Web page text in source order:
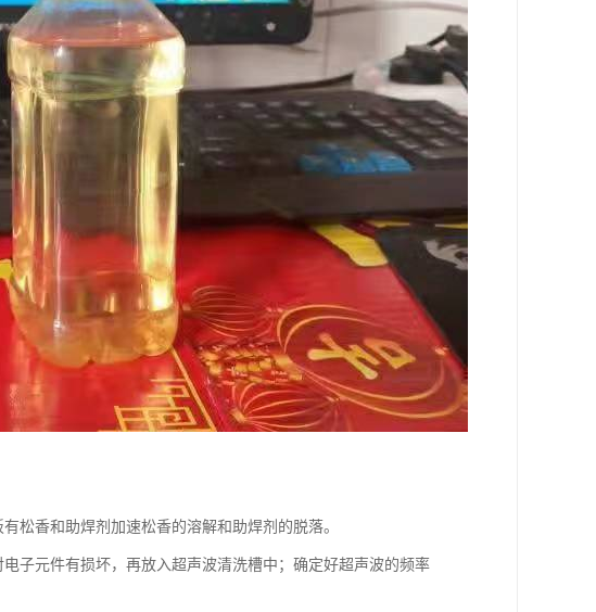
松香和助焊剂加速松香的溶解和助焊剂的脱落。
子元件有损坏，再放入超声波清洗槽中；确定好超声波的频率